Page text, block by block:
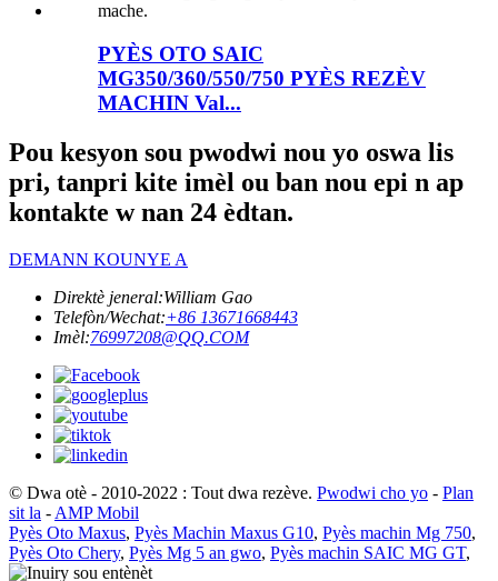
PYÈS OTO SAIC
MG350/360/550/750 PYÈS REZÈV
MACHIN Val...
Pou kesyon sou pwodwi nou yo oswa lis
pri, tanpri kite imèl ou ban nou epi n ap
kontakte w nan 24 èdtan.
DEMANN KOUNYE A
Direktè jeneral:William Gao
Telefòn/Wechat:+86 13671668443
Imèl:76997208@QQ.COM
© Dwa otè - 2010-2022 : Tout dwa rezève. Pwodwi cho yo - Plan
sit la - AMP Mobil
Pyès Oto Maxus, Pyès Machin Maxus G10, Pyès machin Mg 750,
Pyès Oto Chery, Pyès Mg 5 an gwo, Pyès machin SAIC MG GT,